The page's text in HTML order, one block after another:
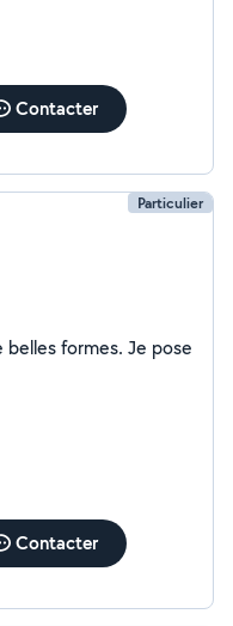
Contacter
Particulier
Contacter